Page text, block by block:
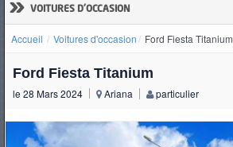
» VOITURES D'OCCASION
Accueil Voitures d'occasion Ford Fiesta Titanium
Ford Fiesta Titanium
le 28 Mars 2024 Ariana particulier
D'OCCASION
CAMIONS